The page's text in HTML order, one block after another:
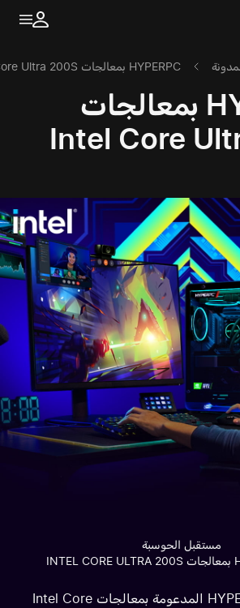
HYPERPC بمعالجات Intel Core Ultra 200S
HYPERPC بمعالجات
Intel Core
مستقبل الحوسبة
تفتح أجهزة HYPERPC المدعومة بمعالجات Intel Core